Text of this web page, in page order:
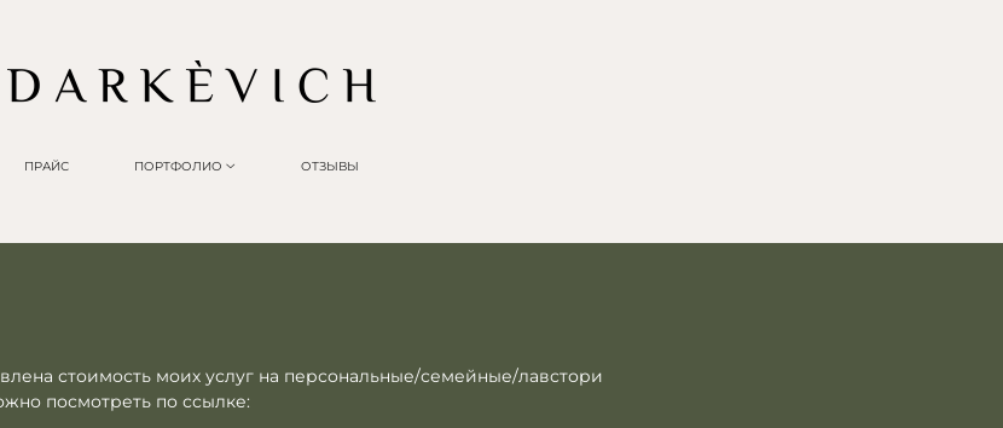
ПРАЙС ПОРТФОЛИО ОТЗЫВЫ
стоимость моих услуг на персональные/семейные/лавстори
посмотреть по ссылке: